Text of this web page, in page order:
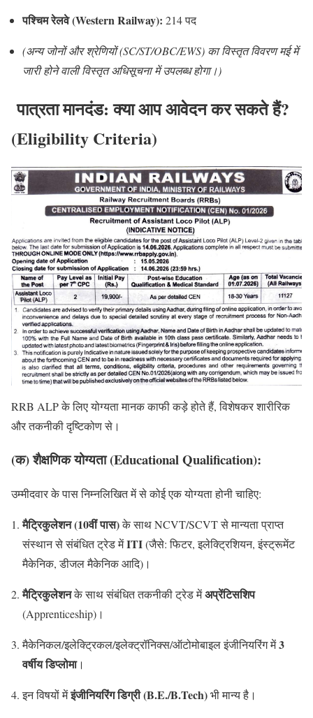
पश्चिम रेलवे (Western Railway): 214 पद
(अन्य जोनों और श्रेणियों (SC/ST/OBC/EWS) का विस्तृत विवरण मई में
जारी होने वाली विस्तृत अधिसूचना में उपलब्ध होगा।)
पात्रता मानदंड: क्या आप आवेदन कर सकते हैं?
(Eligibility Criteria)
RRB ALP के लिए योग्यता मानक काफी कड़े होते हैं, विशेषकर शारीरिक
और तकनीकी दृष्टिकोण से।
(क) शैक्षणिक योग्यता (Educational Qualification):
उम्मीदवार के पास निम्नलिखित में से कोई एक योग्यता होनी चाहिए:
मैट्रिकुलेशन (10वीं पास)के साथ NCVT/SCVT से मान्यता प्राप्त
संस्थान से संबंधित ट्रेड मेंITI(जैसे: फिटर, इलेक्ट्रिशियन, इंस्ट्रूमेंट
मैकेनिक, डीजल मैकेनिक आदि)।
मैट्रिकुलेशनके साथ संबंधित तकनीकी ट्रेड मेंअप्रेंटिसशिप
(Apprenticeship)।
मैकेनिकल/इलेक्ट्रिकल/इलेक्ट्रॉनिक्स/ऑटोमोबाइल इंजीनियरिंग में3
वर्षीय डिप्लोमा।
इन विषयों मेंइंजीनियरिंग डिग्री (B.E./B.Tech)भी मान्य है।